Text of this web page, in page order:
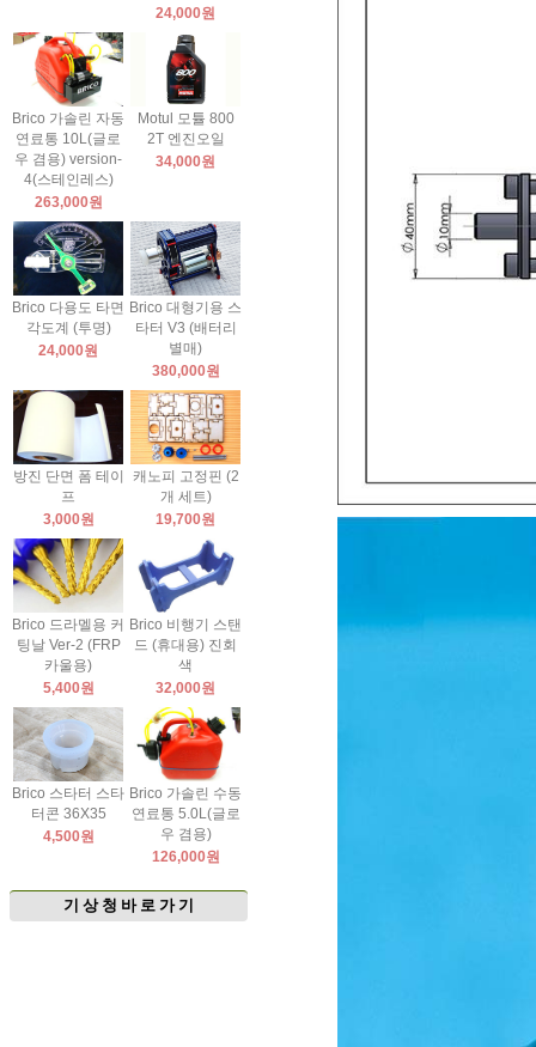
24,000원
Brico 가솔린 자동
연료통 10L(글로
우 겸용) version-
4(스테인레스)
263,000원
Motul 모튤 800
2T 엔진오일
34,000원
Brico 다용도 타면
각도계 (투명)
24,000원
Brico 대형기용 스
타터 V3 (배터리
별매)
380,000원
방진 단면 폼 테이
프
3,000원
캐노피 고정핀 (2
개 세트)
19,700원
Brico 드라멜용 커
팅날 Ver-2 (FRP
카울용)
5,400원
Brico 비행기 스탠
드 (휴대용) 진회
색
32,000원
Brico 스타터 스타
터콘 36X35
4,500원
Brico 가솔린 수동
연료통 5.0L(글로
우 겸용)
126,000원
기 상 청 바 로 가 기